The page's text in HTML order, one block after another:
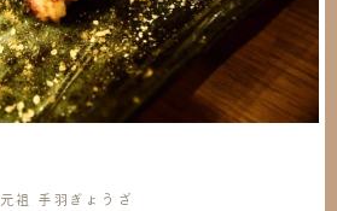
元祖 手羽ぎょうざ